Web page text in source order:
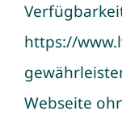
https://
Webseite